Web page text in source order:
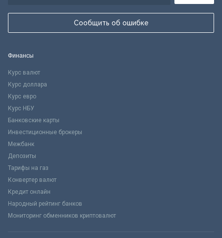
Сообщить об ошибке
Финансы
Курс валют
Курс доллара
Курс евро
Курс НБУ
Банковские карты
Инвестиционные брокеры
Межбанк
Депозиты
Тарифы на газ
Конвертер валют
Кредит онлайн
Народный рейтинг банков
Мониторинг обменников криптовалют